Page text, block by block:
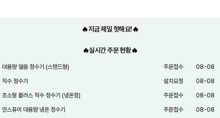
🔥지금 제일 핫해요!🔥
🔥실시간 주문 현황🔥
대용량 얼음 정수기 (스탠드형) 주문접수 08-08
직수 정수기 설치요청 08-08
초소형 플러스 직수 정수기 (냉온정) 주문접수 08-08
인스퓨어 대용량 냉온 정수기 주문접수 08-08